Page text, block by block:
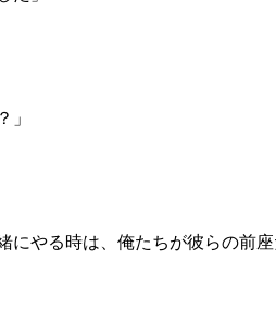
」
にやる時は、俺たちが彼らの前